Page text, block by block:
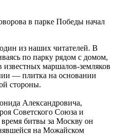
из наших читателей. В
по парку рядом с домом,
маршалов-земляков
— плитка на основании
стороны.
Александровича,
Советского Союза и
битвы за Москву он
на Можайском